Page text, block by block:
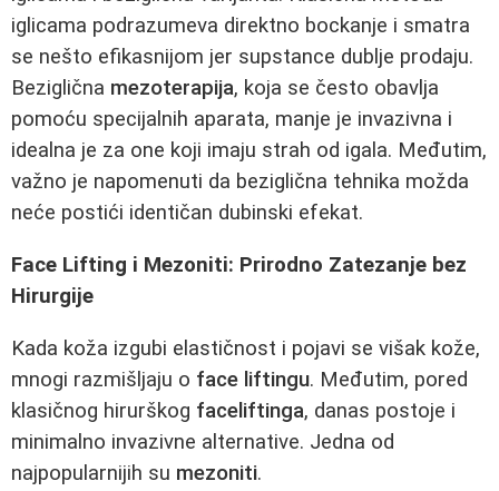
iglicama podrazumeva direktno bockanje i smatra
se nešto efikasnijom jer supstance dublje prodaju.
Beziglična mezoterapija, koja se često obavlja
pomoću specijalnih aparata, manje je invazivna i
idealna je za one koji imaju strah od igala. Međutim,
važno je napomenuti da beziglična tehnika možda
neće postići identičan dubinski efekat.
Face Lifting i Mezoniti: Prirodno Zatezanje bez
Hirurgije
Kada koža izgubi elastičnost i pojavi se višak kože,
mnogi razmišljaju o face liftingu. Međutim, pored
klasičnog hirurškog faceliftinga, danas postoje i
minimalno invazivne alternative. Jedna od
najpopularnijih su mezoniti.